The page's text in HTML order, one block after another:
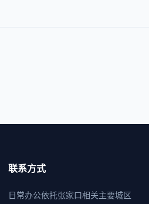
联系方式
日常办公依托张家口相关主要城区